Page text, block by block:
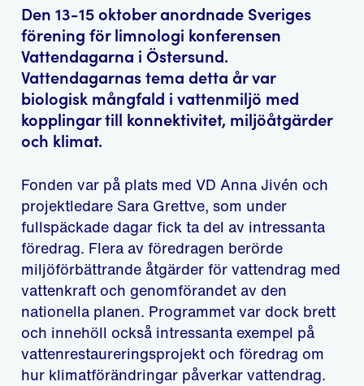
Den 13-15 oktober anordnade Sveriges
förening för limnologi konferensen
Vattendagarna i Östersund.
Vattendagarnas tema detta år var
biologisk mångfald i vattenmiljö med
kopplingar till konnektivitet, miljöåtgärder
och klimat.
Fonden var på plats med VD Anna Jivén och
projektledare Sara Grettve, som under
fullspäckade dagar fick ta del av intressanta
föredrag. Flera av föredragen berörde
miljöförbättrande åtgärder för vattendrag med
vattenkraft och genomförandet av den
nationella planen. Programmet var dock brett
och innehöll också intressanta exempel på
vattenrestaureringsprojekt och föredrag om
hur klimatförändringar påverkar vattendrag.